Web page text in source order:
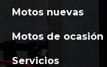
Motos nuevas
Motos de ocasión
Servicios